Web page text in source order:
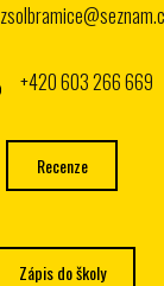
+420 603 266 669
Recenze
Zápis do školy